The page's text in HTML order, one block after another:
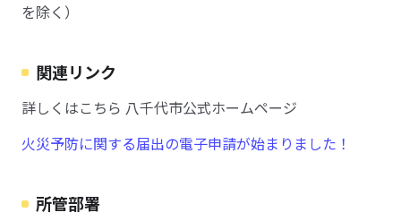
を除く）
関連リンク
詳しくはこちら 八千代市公式ホームページ
火災予防に関する届出の電子申請が始まりました！
所管部署